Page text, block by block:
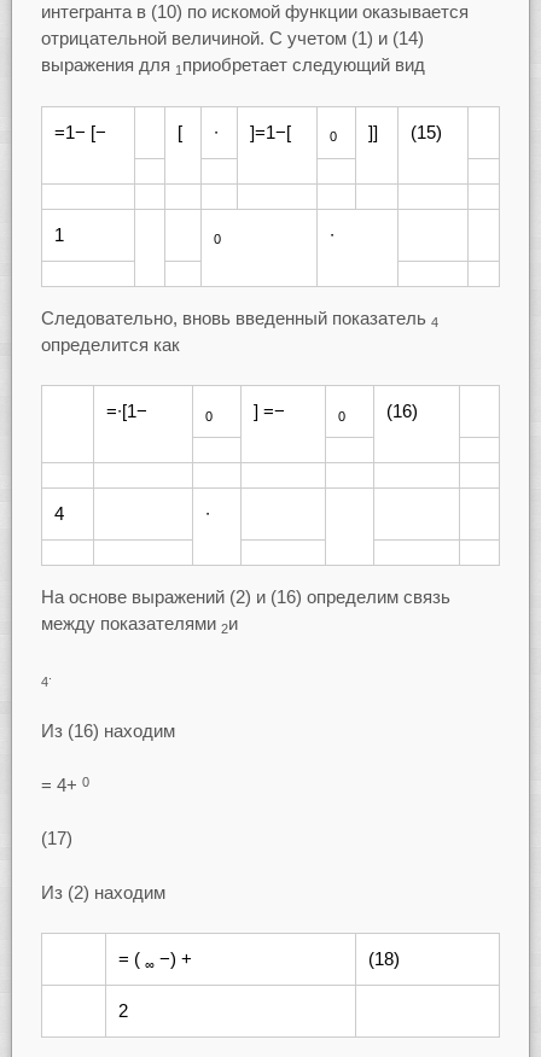
интегранта в (10) по искомой функции оказывается
отрицательной величиной. С учетом (1) и (14)
выражения для 1 приобретает следующий вид
=1− [− [ ∙ ]=1−[ 0 ]] (15)
1 0 ∙
Следовательно, вновь введенный показатель 4
определится как
=∙[1− 0 ] =− 0 (16)
4 ∙
На основе выражений (2) и (16) определим связь
между показателями 2и
4
Из (16) находим
= 4+ 0
(17)
Из (2) находим
= ( ∞ −) + (18)
2